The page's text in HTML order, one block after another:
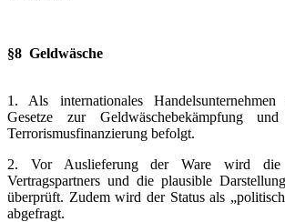
§8 Geldwäsche
1. Als internationales
Gesetze zur Geldwäschebekämpfung
Terrorismusfinanzierung befolgt.
2. Vor Auslieferung der Ware wird die
Vertragspartners und die plausible
überprüft. Zudem wird der Status als
abgefragt.